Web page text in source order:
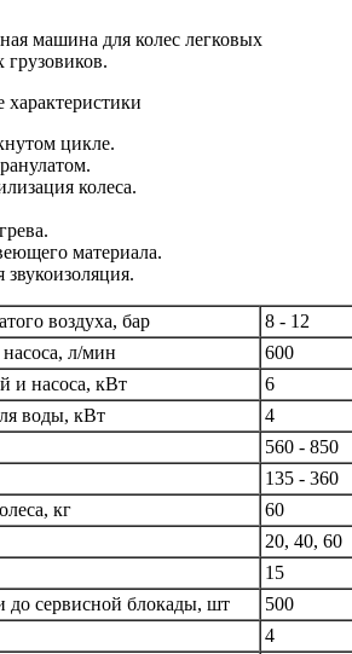
машина для колес легковых
грузовиков.
характеристики
цикле.
колеса.
материала.
звукоизоляция.
воздуха, бар
8 - 12
л/мин
600
и насоса, кВт
6
воды, кВт
4
560 - 850
135 - 360
кг
60
20, 40, 60
15
до сервисной блокады, шт
500
4